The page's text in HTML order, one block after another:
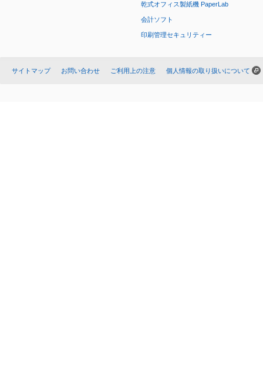
乾式オフィス製紙機 PaperLab
会計ソフト
印刷管理セキュリティー
サイトマップ お問い合わせ ご利用上の注意 個人情報の取り扱いについて